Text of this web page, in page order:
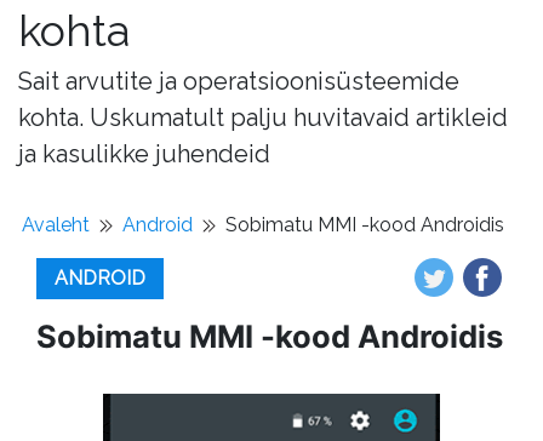
kohta
Sait arvutite ja operatsioonisüsteemide
kohta. Uskumatult palju huvitavaid artikleid
ja kasulikke juhendeid
Avaleht Android Sobimatu MMI -kood Androidis
ANDROID
Sobimatu MMI -kood Androidis